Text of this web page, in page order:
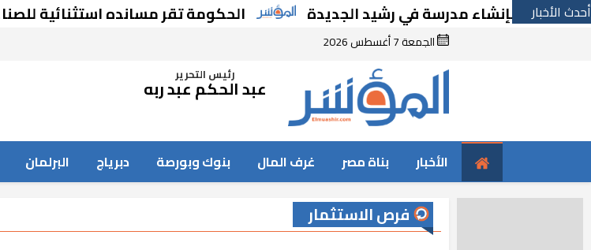
أحدث الأخباربإنشاء مدرسة في رشيد الجديدة الحكومة تقر مسانده استثنائية
الجمعة 7 أغسطس 2026
رئيس التحرير
عبد الحكم عبد ربه
الأخبار بناة مصر غرف المال بنوك وبورصة دبرياج البرلمان
فرص الاستثمار